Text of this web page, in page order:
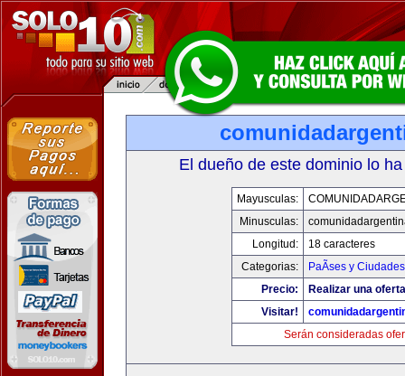
El dueño de este dominio lo
Mayusculas:
Minusculas:
Longitud:
18 caracteres
Categorias:
PaÃ­ses y Ciudades
Precio:
Realizar una
Visitar!
Serán consideradas